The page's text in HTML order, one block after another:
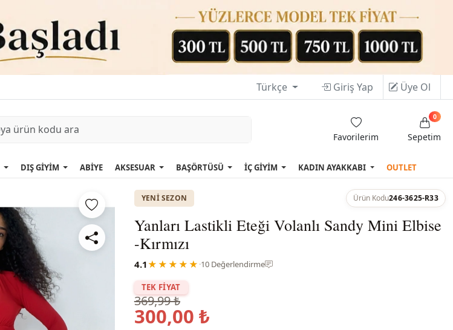
Türkçe Giriş Yap Üye Ol
Favorilerim Sepetim
0
DIŞ GİYİM ABİYE AKSESUAR BAŞÖRTÜSÜ İÇ GİYİM KADIN AYAKKABI OUTLET
YENI SEZON Ürün Kodu246-3625-R33
Yanları Lastikli Eteği Volanlı Sandy Mini Elbise
-Kırmızı
4.1★★★★★ ·10 Değerlendirme
TEK FİYAT
369,99 ₺
300,00 ₺